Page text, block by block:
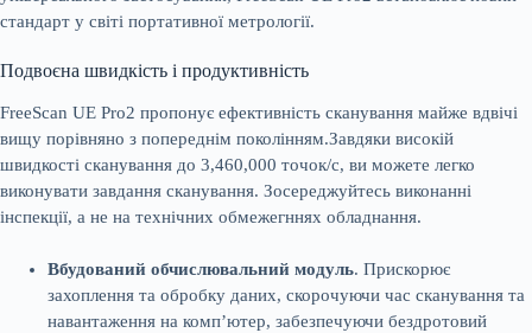
стандарт у світі портативної метрології.
Подвоєна швидкість і продуктивність
FreeScan UE Pro2 пропонує ефективність сканування майже вдвічі
вищу порівняно з попереднім поколінням.Завдяки високій
швидкості сканування до 3,460,000 точок/с, ви можете легко
виконувати завдання сканування. Зосереджуйтесь виконанні
інспекції, а не на технічних обмежегннях обладнання.
Вбудований обчислювальний модуль. Прискорює
захоплення та обробку даних, скорочуючи час сканування та
навантаження на комп’ютер, забезпечуючи бездротовий